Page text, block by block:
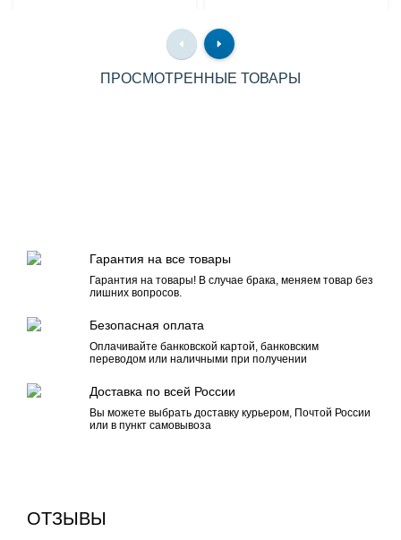
ПРОСМОТРЕННЫЕ ТОВАРЫ
Гарантия на все товары
Гарантия на товары! В случае брака, меняем товар без
лишних вопросов.
Безопасная оплата
Оплачивайте банковской картой, банковским
переводом или наличными при получении
Доставка по всей России
Вы можете выбрать доставку курьером, Почтой России
или в пункт самовывоза
ОТЗЫВЫ